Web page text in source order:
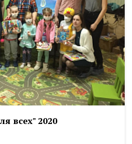
всех" 2020